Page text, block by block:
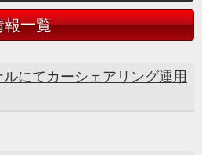
一覧
にてカーシェアリング運用